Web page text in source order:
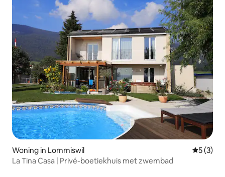
Woning in Lommiswil
5 (3)
La Tina Casa | Privé-boetiekhuis met zwembad